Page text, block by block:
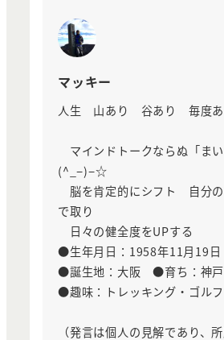
マッキー
人生 山あり 谷あり 毎度あ
マインドトークならぬ「まい
(^_−)−☆
脳を肯定的にシフト 自分の
で取り
日々の健全度をUPする
●生年月日：1958年11月19日
●誕生地：大阪 ●育ち：神戸
●趣味：トレッキング・ゴル
（発言は個人の見解であり、